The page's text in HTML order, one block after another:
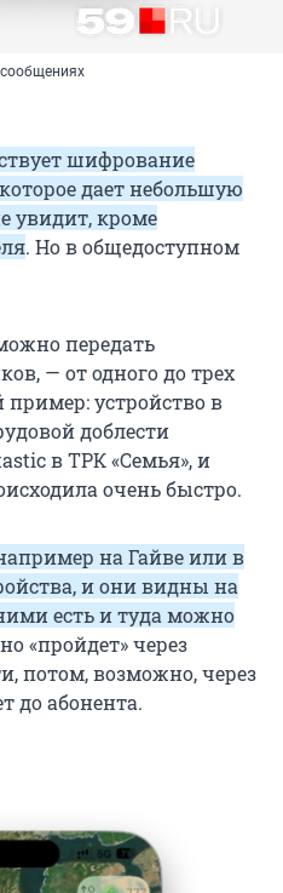
шифрование
дает небольшую
увидит, кроме
. Но в общедоступном
передать
— от одного до трех
устройство в
доблести
в ТРК «Семья», и
очень быстро.
на Гайве или в
и они видны на
есть и туда можно
«пройдет» через
потом, возможно, через
до абонента.